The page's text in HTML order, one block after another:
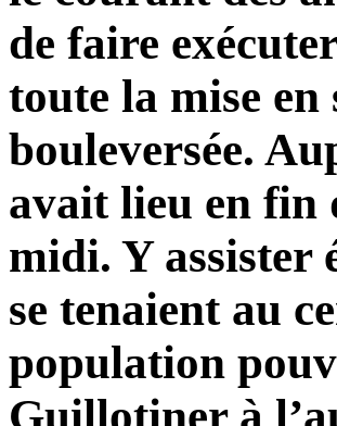
de faire
toute la mise
bouleversée.
avait lieu en fin
midi. Y assister
se tenaient au
population
Guillotiner à